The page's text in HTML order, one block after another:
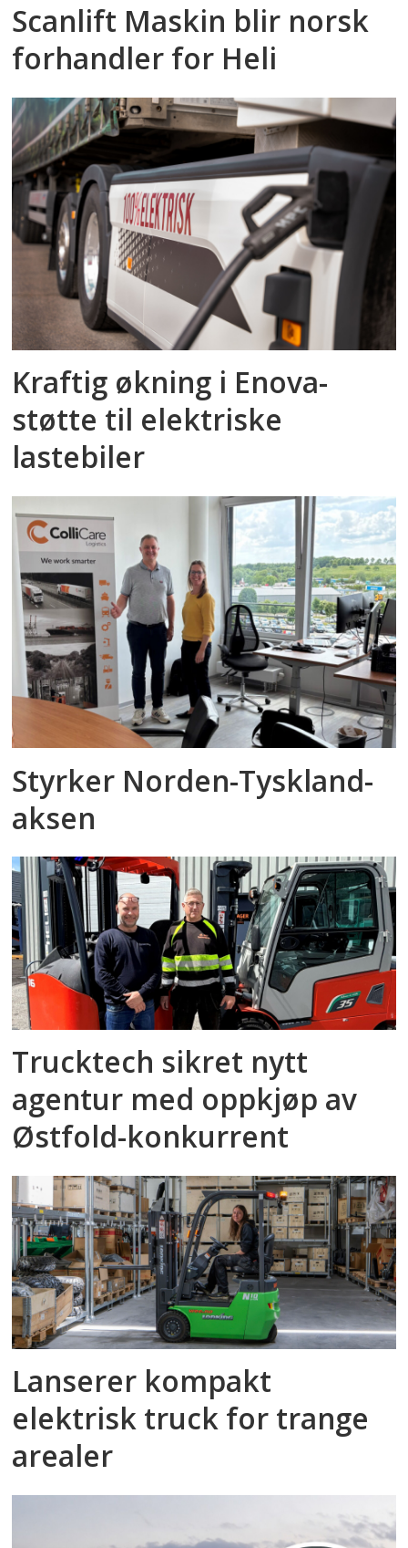
Scanlift Maskin blir norsk
forhandler for Heli
Kraftig økning i Enova-
støtte til elektriske
lastebiler
Styrker Norden-Tyskland-
aksen
Trucktech sikret nytt
agentur med oppkjøp av
Østfold-konkurrent
Lanserer kompakt
elektrisk truck for trange
arealer